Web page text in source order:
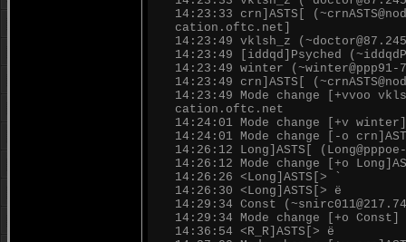
14:23:33 crn]ASTS[
cation.oftc.net]
14:23:49 vklsh_z
14:23:49 [iddqd]Psyched
14:23:49 winter
14:23:49 crn]ASTS[
14:23:49 Mode change [+vvoo
cation.oftc.net
14:24:01 Mode change [+v
14:24:01 Mode change [-o
14:26:12 Long]ASTS[
14:26:12 Mode change [+o
14:26:26 <Long]ASTS[> `
14:26:30 <Long]ASTS[> ё
14:29:34 Const
14:29:34 Mode change [+o
14:36:54 <R_R]ASTS[> ё